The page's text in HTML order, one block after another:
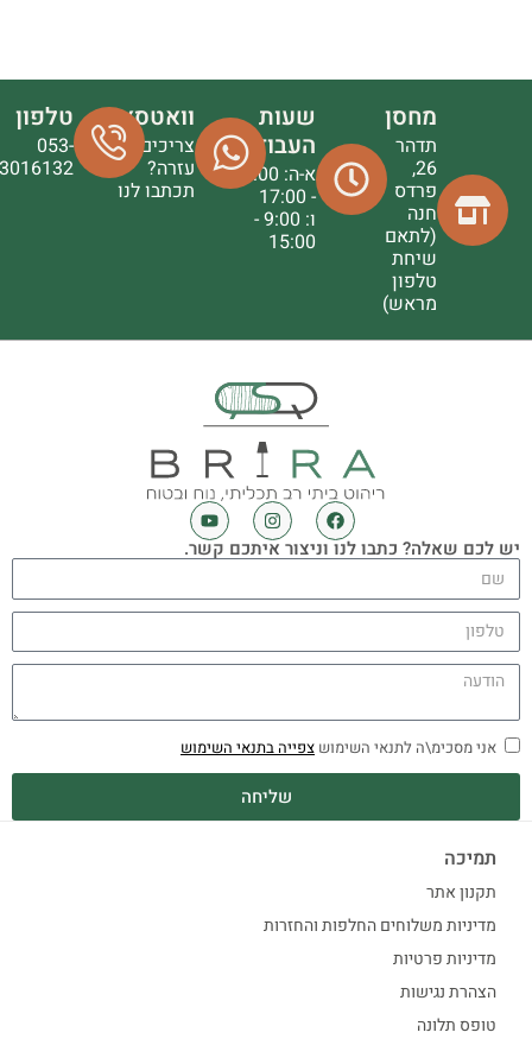
מחסן
תדהר
26,
פרדס
חנה
(לתאם
שיחת
טלפון
מראש)
שעות
העבודה
א-ה: 9:00
- 17:00
ו: 9:00 -
15:00
וואטסאפ
צריכים
עזרה?
תכתבו לנו
טלפון
053-
3016132
יש לכם שאלה? כתבו לנו וניצור איתכם קשר.
אני מסכימ\ה לתנאי השימוש צפייה בתנאי השימוש
שליחה
תמיכה
תקנון אתר
מדיניות משלוחים החלפות והחזרות
מדיניות פרטיות
הצהרת נגישות
טופס תלונה